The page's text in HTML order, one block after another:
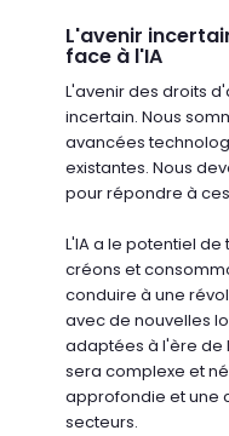
L'avenir
face à l'IA
L'avenir des droits
incertain. Nous
avancées
existantes. Nous
pour répondre à
L'IA a le potentiel
créons et
conduire à une
avec de nouvelles
adaptées à l'ère de
sera complexe et
approfondie et une
secteurs.